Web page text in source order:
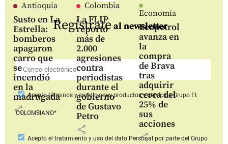
Antioquia
Susto en La
Estrella:
bomberos
apagaron
carro que
se
incendió
en la
madrugada
share
Colombia
La FLIP
reportó
más de
2.000
agresiones
contra
periodistas
durante el
gobierno
de Gustavo
Petro
share
Economía
Ecopetrol
avanza en
la
compra
de Brava
tras
adquirir
cerca del
25% de
sus
acciones
share
Regístrate al newsletter
Aceptotérminos y condiciones productos y serviciosGrupo EL
COLOMBIANO*
Acepto el tratamiento y uso del dato Personal por parte del Grupo